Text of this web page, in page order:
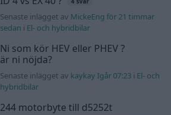
Senaste inlägget av MickeEng för 21 timmar
sedan i El- och hybridbilar
Ni som kör HEV eller PHEV ?
är ni nöjda?
Senaste inlägget av kaykay Igår 07:23 i El- och
hybridbilar
244 motorbyte till d5252t